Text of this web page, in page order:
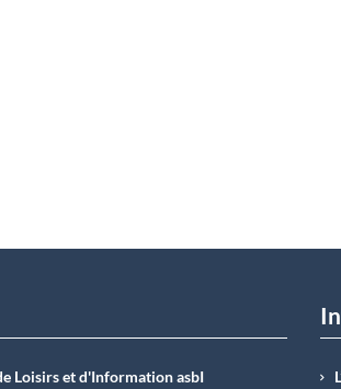
Loisirs et d'Information asbI